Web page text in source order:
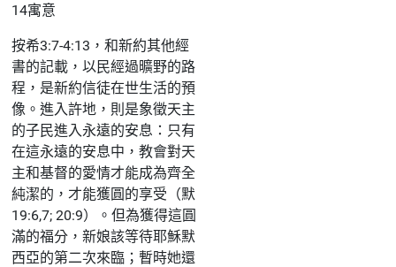
14寓意
按希3:7-4:13，和新約其他經
書的記載，以民經過曠野的路
程，是新約信徒在世生活的預
像。進入許地，則是象徵天主
的子民進入永遠的安息：只有
在這永遠的安息中，教會對天
主和基督的愛情才能成為齊全
純潔的，才能獲圓的享受（默
19:6,7; 20:9）。但為獲得這圓
滿的福分，新娘該等待耶穌默
西亞的第二次來臨；暫時她還